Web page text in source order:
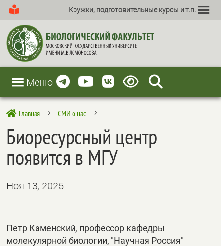
Кружки, подготовительные курсы и т.п.
Меню
 Главная 5 СМИ о нас 5
Биоресурсный центр
появится в МГУ
Ноя 13, 2025
Петр Каменский, профессор кафедры
молекулярной биологии, "Научная Россия"